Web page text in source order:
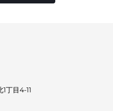
丁目4-11